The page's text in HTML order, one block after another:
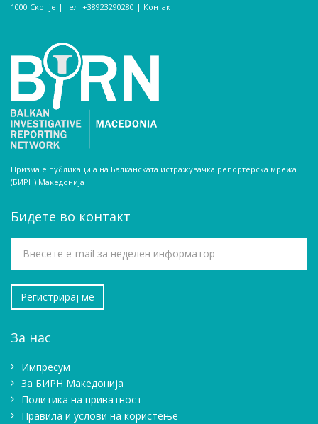
1000 Скопје | тел. +38923290280­ | Контакт
Призма е публикација на Балканската истражувачка репортерска мрежа
(БИРН) Македонија
Бидете во контакт
За нас
Импресум
Зa БИРН Македонија
Политика на приватност
Правила и услови на користење